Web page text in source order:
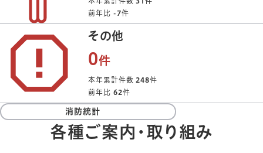
前年比 -7件
その他
0件
本年累計件数 248件
前年比 62件
消防統計
各種ご案内・取り組み